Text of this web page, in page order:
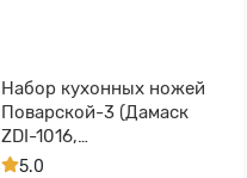
Набор кухонных ножей
Поварской-3 (Дамаск
ZDI-1016,
Стабилизированная
5.0